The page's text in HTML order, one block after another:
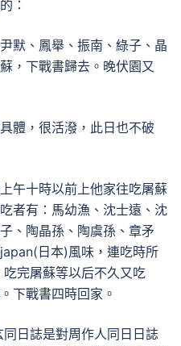
：
默、鳳舉、振南、綠子、晶
，下戰書歸去。晚伏園又
體，很活潑，此日也不破
午十時以前上他家往吃屠蘇
者有：馬幼漁、沈士遠、沈
、陶晶孫、陶虞孫、章矛
日本)風味，連吃時所
完屠蘇等以后不久又吃
下戰書四時回家。
日誌是對周作人同日日誌